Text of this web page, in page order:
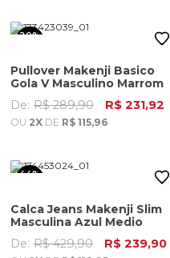
20%
Pullover Makenji Basico
Gola V Masculino Marrom
De: R$ 289,90 R$ 231,92
OU 2X DE R$ 115,96
44%
Calca Jeans Makenji Slim
Masculina Azul Medio
De: R$ 429,90 R$ 239,90